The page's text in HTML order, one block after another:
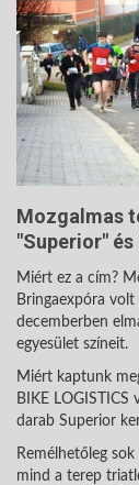
Mozgalmas
"Superior" és
Miért ez a cím?
Bringaexpóra volt
decemberben
egyesület színeit.
Miért kaptunk
BIKE LOGISTICS
darab Superior
Remélhetőleg
mind a terep